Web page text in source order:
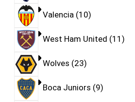
Valencia 10
West Ham United 11
Wolves 23
Boca Juniors 9